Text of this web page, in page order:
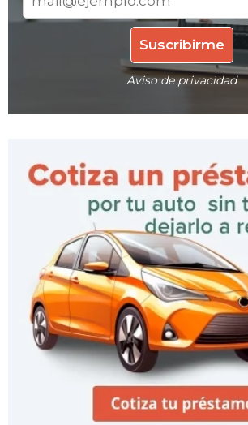
Aviso de privacidad